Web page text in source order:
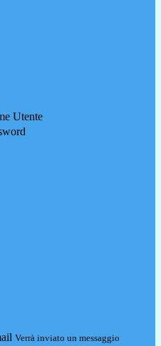
Utente
Verrà inviato un messaggio